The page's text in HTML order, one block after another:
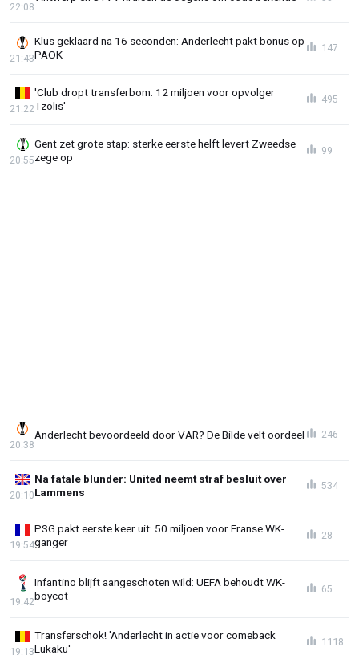
22:08
Klus geklaard na 16 seconden: Anderlecht pakt bonus op
PAOK
21:43
147
'Club dropt transferbom: 12 miljoen voor opvolger
Tzolis'
21:22
495
Gent zet grote stap: sterke eerste helft levert Zweedse
zege op
20:55
99
Anderlecht bevoordeeld door VAR? De Bilde velt oordeel
20:38
246
Na fatale blunder: United neemt straf besluit over
Lammens
20:10
534
PSG pakt eerste keer uit: 50 miljoen voor Franse WK-
ganger
19:54
28
Infantino blijft aangeschoten wild: UEFA behoudt WK-
boycot
19:42
65
Transferschok! 'Anderlecht in actie voor comeback
Lukaku'
19:13
1118